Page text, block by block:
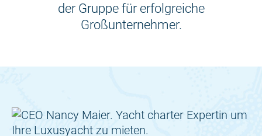
der Gruppe für erfolgreiche
Großunternehmer.